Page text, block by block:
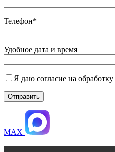
Телефон*
Удобное дата и время
Я даю согласие на обработку
MAX